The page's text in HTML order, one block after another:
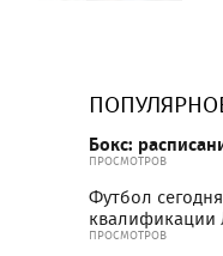
Бокс:
ПРОСМОТРОВ
Футбол
квалификации
ПРОСМОТРОВ